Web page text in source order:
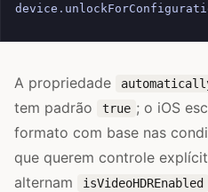
device .
A propriedade
tem padrão true ; o iOS
formato com base nas
que querem controle
alternam
isVideoHDREnabled